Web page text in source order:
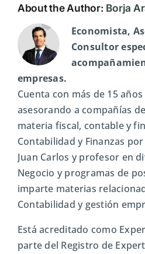
About the Author: Borja
Economista,
Consultor
empresas.
Cuenta con más de 15
asesorando a compañías
materia fiscal, contable y
Contabilidad y Finanzas
Juan Carlos y profesor en
Negocio y programas de
imparte materias
Contabilidad y gestión
Está acreditado como
parte del Registro de